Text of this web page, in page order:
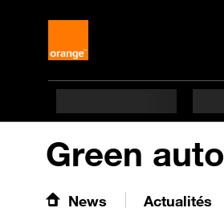
Green auto
News Actualités